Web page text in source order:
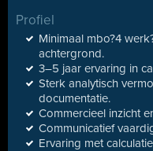
Profiel
Minimaal mbo?4
achtergrond.
3–5 jaar ervaring in
Sterk analytisch
documentatie.
Commercieel inzicht
Communicatief
Ervaring met